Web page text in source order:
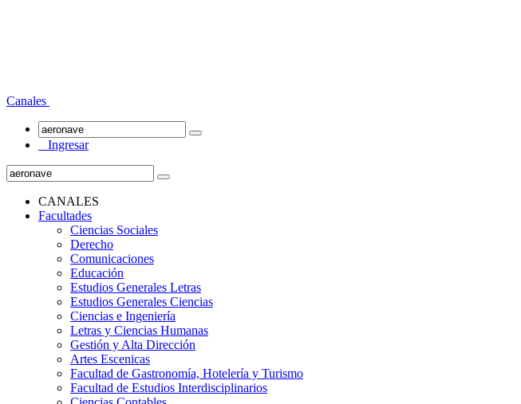
Canales
Ingresar
CANALES
Facultades
Ciencias Sociales
Derecho
Comunicaciones
Educación
Estudios Generales Letras
Estudios Generales Ciencias
Ciencias e Ingeniería
Letras y Ciencias Humanas
Gestión y Alta Dirección
Artes Escenicas
Facultad de Gastronomía, Hotelería y Turismo
Facultad de Estudios Interdisciplinarios